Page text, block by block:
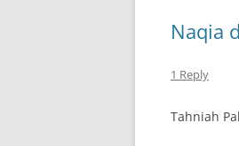
Naqia
1 Reply
Tahniah